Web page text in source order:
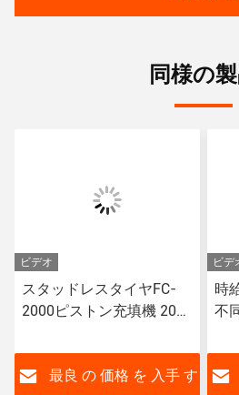
同様の
ビデオ
スタッドレスタイヤFC-
2000ピストン充填機 2000
充填量20-50mm
最良 の 価格 を 入手 す
ビデ
時
不